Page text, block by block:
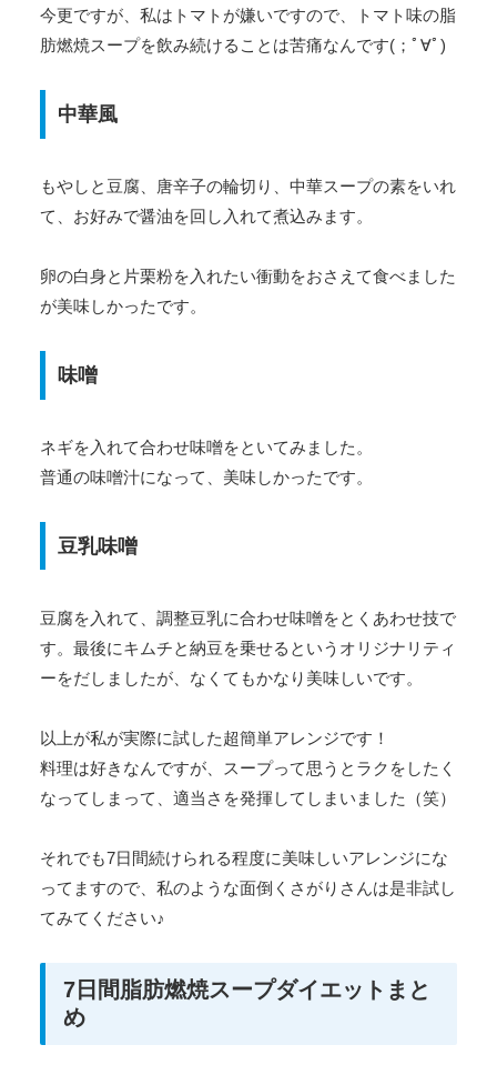
今更ですが、私はトマトが嫌いですので、トマト味の脂
肪燃焼スープを飲み続けることは苦痛なんです(；ﾟ∀ﾟ)
中華風
もやしと豆腐、唐辛子の輪切り、中華スープの素をいれ
て、お好みで醤油を回し入れて煮込みます。
卵の白身と片栗粉を入れたい衝動をおさえて食べました
が美味しかったです。
味噌
ネギを入れて合わせ味噌をといてみました。
普通の味噌汁になって、美味しかったです。
豆乳味噌
豆腐を入れて、調整豆乳に合わせ味噌をとくあわせ技で
す。最後にキムチと納豆を乗せるというオリジナリティ
ーをだしましたが、なくてもかなり美味しいです。
以上が私が実際に試した超簡単アレンジです！
料理は好きなんですが、スープって思うとラクをしたく
なってしまって、適当さを発揮してしまいました（笑）
それでも7日間続けられる程度に美味しいアレンジにな
ってますので、私のような面倒くさがりさんは是非試し
てみてください♪
7日間脂肪燃焼スープダイエットまと
め